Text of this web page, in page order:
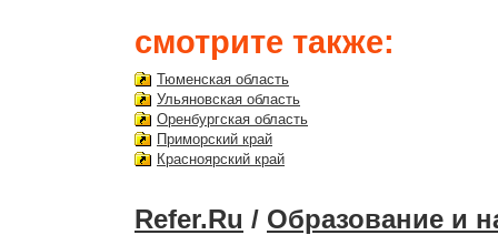
смотрите также:
Тюменская область
Ульяновская область
Оренбургская область
Приморский край
Красноярский край
Refer.Ru / Образование и